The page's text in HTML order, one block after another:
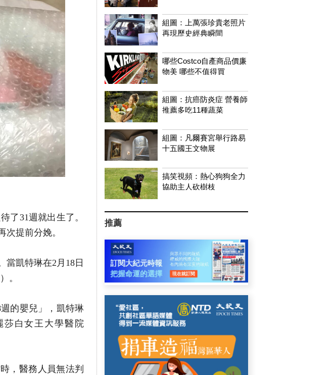
了31週就出生了。
提前分娩。
當凱特琳在2月18日
。
的嬰兒」，凱特琳
莎白女王大學醫院
，醫務人員無法判
組圖：上萬張珍貴老照片
再現歷史經典瞬間
哪些Costco自產商品價廉
物美 哪些不值得買
組圖：抗癌防炎症 營養師
推薦多吃11種蔬菜
組圖：凡爾賽宮舉行路易
十五國王文物展
搞笑視頻：熱心狗狗全力
協助主人砍樹枝
推薦